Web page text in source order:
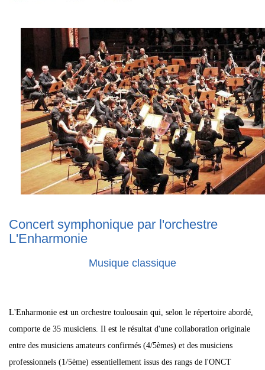
Concert symphonique par l'orchestre
L'Enharmonie
Musique classique
L'Enharmonie est un orchestre toulousain qui, selon le répertoire abordé,
comporte de 35 musiciens. Il est le résultat d'une collaboration originale
entre des musiciens amateurs confirmés (4/5èmes) et des musiciens
professionnels (1/5ème) essentiellement issus des rangs de l'ONCT